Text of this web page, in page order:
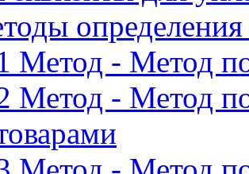
Метод - Метод
Метод - Метод